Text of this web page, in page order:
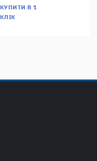
КУПИТИ В 1
КЛІК